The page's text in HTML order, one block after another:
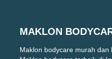
MAKLON
Maklon bodycare murah dan